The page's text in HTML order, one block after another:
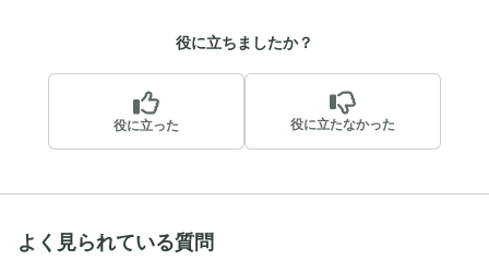
役に立ちましたか？
役に立った 役に立たなかった
よく見られている質問